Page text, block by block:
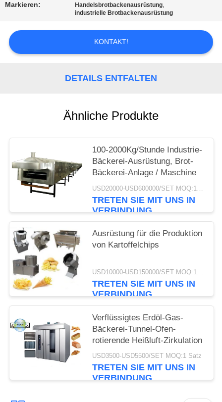
PRIVACY
POLICY
Markieren: Handelsbrotbackenausrüstung,
industrielle Brotbackenausrüstung
KONTAKT!
DETAILS ENTFALTEN
Ähnliche Produkte
100-2000Kg/Stunde Industrie-
Bäckerei-Ausrüstung, Brot-
Bäckerei-Anlage / Maschine
TRETEN SIE MIT UNS IN
VERBINDUNG
Ausrüstung für die Produktion
von Kartoffelchips
USD10000-USD150000/SET MOQ:1 Satz
TRETEN SIE MIT UNS IN
VERBINDUNG
Verflüssigtes Erdöl-Gas-
Bäckerei-Tunnel-Ofen-
rotierende Heißluft-Zirkulation
USD3500-USD5500/SET MOQ:1 Satz
TRETEN SIE MIT UNS IN
VERBINDUNG